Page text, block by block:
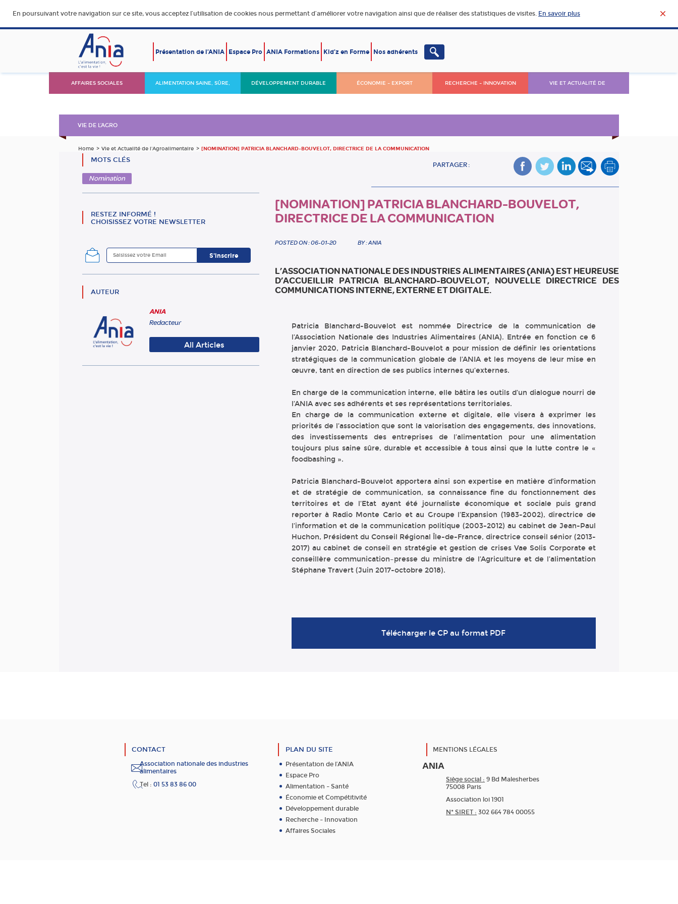
En poursuivant votre navigation sur ce site, vous acceptez l’utilisation de cookies nous permettant d’améliorer votre navigation ainsi que de réaliser des statistiques de visites. En savoir plus
Présentation de l’ANIA Espace Pro ANIA Formations Kid’z en Forme Nos adhérents
AFFAIRES SOCIALES ALIMENTATION SAINE, SÛRE, DÉVELOPPEMENT DURABLE ÉCONOMIE – EXPORT RECHERCHE – INNOVATION VIE ET ACTUALITÉ DE
VIE DE L’AGRO
Home Vie et Actualité de l'Agroalimentaire [NOMINATION] PATRICIA BLANCHARD-BOUVELOT, DIRECTRICE DE LA COMMUNICATION
PARTAGER :
[NOMINATION] PATRICIA BLANCHARD-BOUVELOT,
DIRECTRICE DE LA COMMUNICATION
POSTED ON : 06-01-20 BY : ANIA
L’ASSOCIATION NATIONALE DES INDUSTRIES ALIMENTAIRES (ANIA) EST HEUREUSE
D’ACCUEILLIR PATRICIA BLANCHARD-BOUVELOT, NOUVELLE DIRECTRICE DES
COMMUNICATIONS INTERNE, EXTERNE ET DIGITALE.
MOTS CLÉS
Nomination
RESTEZ INFORMÉ !
CHOISISSEZ VOTRE NEWSLETTER
AUTEUR
ANIA
Redacteur
All Articles
Patricia Blanchard-Bouvelot est nommée Directrice de la communication de
l’Association Nationale des Industries Alimentaires (ANIA). Entrée en fonction ce 6
janvier 2020, Patricia Blanchard-Bouvelot a pour mission de définir les orientations
stratégiques de la communication globale de l’ANIA et les moyens de leur mise en
œuvre, tant en direction de ses publics internes qu’externes.
En charge de la communication interne, elle bâtira les outils d’un dialogue nourri de
l’ANIA avec ses adhérents et ses représentations territoriales.
En charge de la communication externe et digitale, elle visera à exprimer les
priorités de l’association que sont la valorisation des engagements, des innovations,
des investissements des entreprises de l’alimentation pour une alimentation
toujours plus saine sûre, durable et accessible à tous ainsi que la lutte contre le «
foodbashing ».
Patricia Blanchard-Bouvelot apportera ainsi son expertise en matière d’information
et de stratégie de communication, sa connaissance fine du fonctionnement des
territoires et de l’Etat ayant été journaliste économique et sociale puis grand
reporter à Radio Monte Carlo et au Groupe l’Expansion (1983-2002), directrice de
l’information et de la communication politique (2003-2012) au cabinet de Jean-Paul
Huchon, Président du Conseil Régional Île-de-France, directrice conseil sénior (2013-
2017) au cabinet de conseil en stratégie et gestion de crises Vae Solis Corporate et
conseillère communication–presse du ministre de l’Agriculture et de l’alimentation
Stéphane Travert (Juin 2017-octobre 2018).
Télécharger le CP au format PDF
CONTACT
Association nationale des industries
alimentaires
Tel : 01 53 83 86 00
PLAN DU SITE
Présentation de l’ANIA
Espace Pro
Alimentation – Santé
Économie et Compétitivité
Développement durable
Recherche – Innovation
Affaires Sociales
MENTIONS LÉGALES
ANIA
Siège social : 9 Bd Malesherbes
75008 Paris
Association loi 1901
N* SIRET : 302 664 784 00055